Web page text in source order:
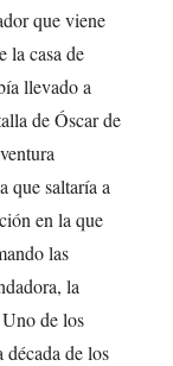
que viene
la casa de
llevado a
de Óscar de
que saltaría a
en la que
las
la
de los
década de los